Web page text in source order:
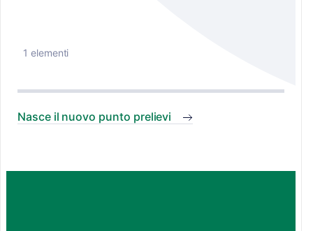
1 elementi
Nasce il nuovo punto prelievi